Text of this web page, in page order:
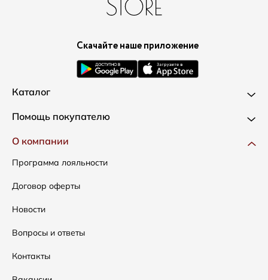
Скачайте наше приложение
Каталог
Новинки
Одежда
Сумки
Аксессуары
Распродажа
Подарочные сертификаты
Помощь покупателю
Доставка и оплата
Как оформить заказ
Условия возвратов
Таблица размеров
Уход за одеждой
О компании
Программа лояльности
Договор оферты
Новости
Вопросы и ответы
Контакты